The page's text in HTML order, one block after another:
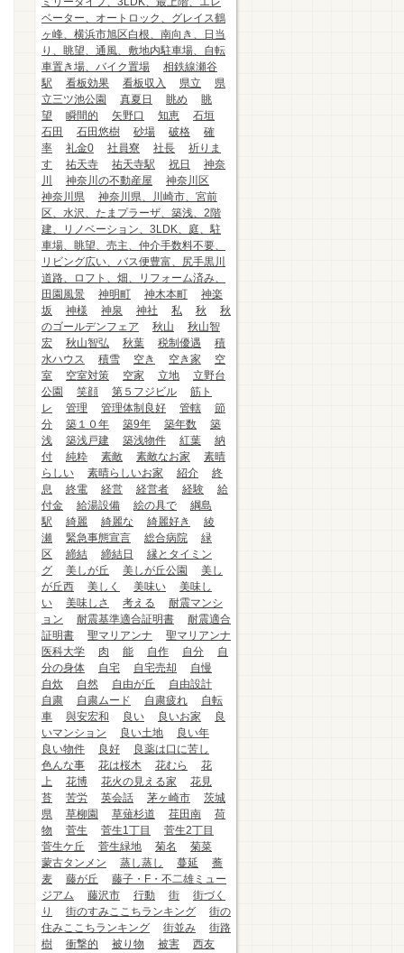
ベーター、オートロック、グレイス鶴
ヶ峰、横浜市旭区白根、南向き、日当
り、眺望、通風、敷地内駐車場、自転
車置き場、バイク置場
相鉄線瀬谷
駅
看板効果 看板収入 県立
県
立三ツ池公園
真夏日 眺め
眺
望
瞬間的 矢野口 知恵
石垣
石田
石田悠樹 砂場 破格
確
率
礼金0 社員寮 社長
祈りま
す
祐天寺 祐天寺駅 祝日
神奈
川
神奈川の不動産屋
神奈川区
神奈川県
神奈川県、川崎市、宮前
区、水沢、たまプラーザ、築浅、2階
建、リノベーション、3LDK、庭、駐
車場、眺望、売主、仲介手数料不要、
リビング広い、バス便豊富、尻手黒川
道路、ロフト、畑、リフォーム済み、
田園風景
神明町 神木本町
神楽
坂
神様 神泉 神社 私 秋
秋
のゴールデンフェア
秋山
秋山智
宏
秋山智弘 秋葉 税制優遇
積
水ハウス
積雪 空き 空き家
空
室
空室対策 空家 立地
立野台
公園
笑顔 第５フジビル
筋ト
レ
管理 管理体制良好 管轄
節
分
築１０年 築9年 築年数
築
浅
築浅戸建 築浅物件 紅葉
納
付
純粋 素敵 素敵なお家
素晴
らしい
素晴らしいお家 紹介
終
息
終電 経営 経営者 経験
給
付金
給湯設備 絵の具で
綱島
駅
綺麗 綺麗な 綺麗好き
綾
瀬
緊急事態宣言 総合病院
緑
区
締結 締結日
縁とタイミン
グ
美しが丘 美しが丘公園
美し
が丘西
美しく 美味い
美味し
い
美味しさ 考える
耐震マンシ
ョン
耐震基準適合証明書
耐震適合
証明書
聖マリアンナ
聖マリアンナ
医科大学
肉 能 自作 自分
自
分の身体
自宅 自宅売却
自慢
自炊
自然 自由が丘
自由設計
自粛
自粛ムード 自粛疲れ
自転
車
與安宏和 良い 良いお家
良
いマンション
良い土地
良い年
良い物件
良好
良薬は口に苦し
色んな事
花は桜木 花むら
花
上
花博 花火の見える家
花見
苔
苦労 英会話 茅ヶ崎市
茨城
県
草柳園 草薙杉道 荏田南
荷
物
菅生 菅生1丁目
菅生2丁目
菅生ケ丘
菅生緑地 菊名
菊菜
蒙古タンメン
蒸し蒸し 蔓延
蕎
麦
藤が丘
藤子・F・不二雄ミュー
ジアム
藤沢市 行動 街
街づく
り
街のすみここちランキング
街の
住みここちランキング
街並み
街路
樹
衝撃的 被り物 被害
西友